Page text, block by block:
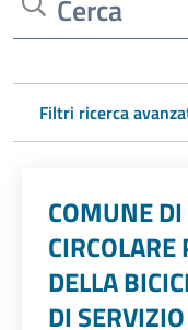
Cerca
Filtri ricerca
COMUNE
CIRCOLARE
DELLA
DI